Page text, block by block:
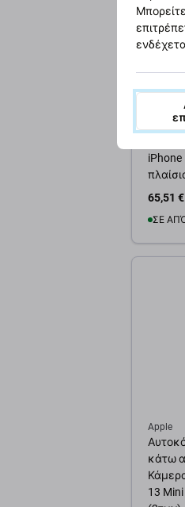
65,51 €
ΣΕ
Apple
κάτω
13 Mini